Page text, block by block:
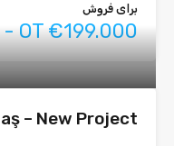
برای فروش
OT €199.000
– New Project